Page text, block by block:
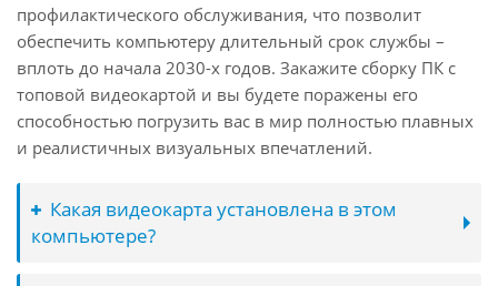
профилактического обслуживания, что позволит
обеспечить компьютеру длительный срок службы –
вплоть до начала 2030-х годов. Закажите сборку ПК с
топовой видеокартой и вы будете поражены его
способностью погрузить вас в мир полностью плавных
и реалистичных визуальных впечатлений.
Какая видеокарта установлена в этом
компьютере?